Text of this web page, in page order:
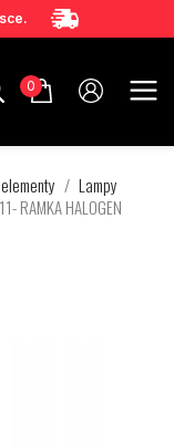
0
Lampy
RAMKA HALOGEN